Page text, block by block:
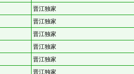
晋江独家
晋江独家
晋江独家
晋江独家
晋江独家
晋江独家